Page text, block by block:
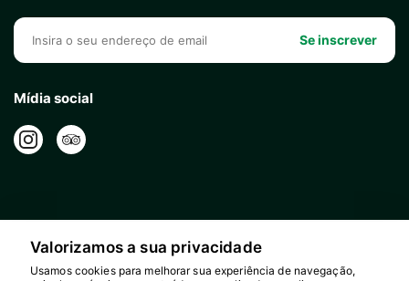
Se inscrever
Mídia social
Valorizamos a sua privacidade
Usamos cookies para melhorar sua experiência de navegação,